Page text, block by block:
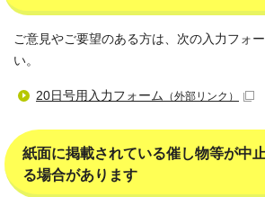
ご意見やご要望のある方は、次の入力フォ
い。
20日号用入力フォーム （外部リンク）
紙面に掲載されている催し物等が中
る場合があります